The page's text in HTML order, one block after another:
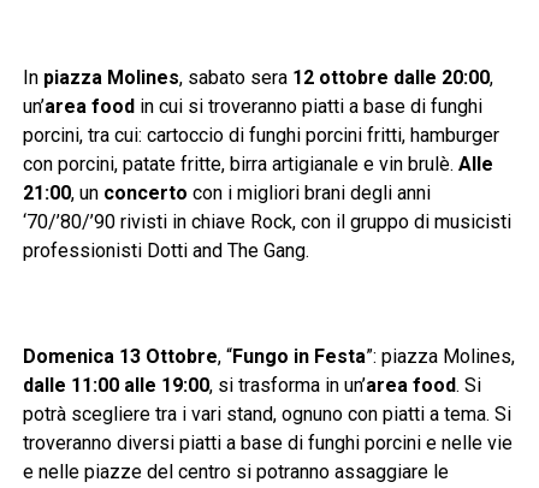
In piazza Molines, sabato sera12 ottobre dalle 20:00,
un’area foodin cui si troveranno piatti a base di funghi
porcini, tra cui: cartoccio di funghi porcini fritti, hamburger
con porcini, patate fritte, birra artigianale e vin brulè. Alle
21:00, un concerto con i migliori brani degli anni
‘70/’80/’90 rivisti in chiave Rock, con il gruppo di musicisti
professionisti Dotti and The Gang.
Domenica 13 Ottobre, “Fungo in Festa”: piazza Molines,
dalle 11:00 alle 19:00, si trasforma in un’area food. Si
potrà scegliere tra i vari stand, ognuno con piatti a tema. Si
troveranno diversi piatti a base di funghi porcini e nelle vie
e nelle piazze del centro si potranno assaggiare le